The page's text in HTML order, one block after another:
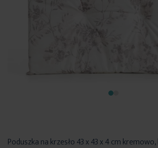
Poduszka na krzesło 43 x 43 x 4 cm